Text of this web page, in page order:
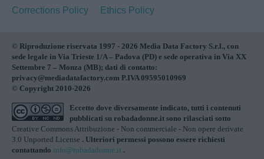
Corrections Policy
Ethics Policy
© Riproduzione riservata 1997 - 2026 Media Data Factory S.r.l., con
sede legale in Via Trieste 1/A – Padova (PD) e sede operativa in Via XX
Settembre 7 – Monza (MB); dati di contatto:
privacy@mediadatafactory.com P.IVA 09595010969
© Copyright 2010-2026
Eccetto dove diversamente indicato, tutti i contenuti
pubblicati su robadadonne.it sono rilasciati sotto
Creative Commons Attribuzione - Non commerciale - Non opere derivate
3.0 Unported License . Ulteriori permessi possono essere richiesti
contattando info@robadadonne.it .